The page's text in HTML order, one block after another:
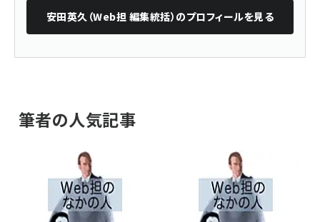
安田英久（Web担 編集統括） のプロフィールを見る
筆者の人気記事